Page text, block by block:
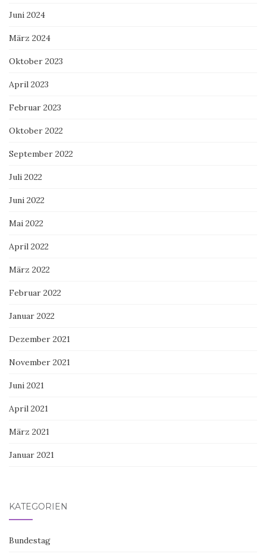
Juni 2024
März 2024
Oktober 2023
April 2023
Februar 2023
Oktober 2022
September 2022
Juli 2022
Juni 2022
Mai 2022
April 2022
März 2022
Februar 2022
Januar 2022
Dezember 2021
November 2021
Juni 2021
April 2021
März 2021
Januar 2021
KATEGORIEN
Bundestag